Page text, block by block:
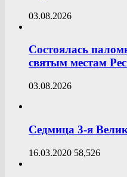
03.08.2026
Состоялась
святым местам
03.08.2026
Седмица 3-я
16.03.2020 58,526